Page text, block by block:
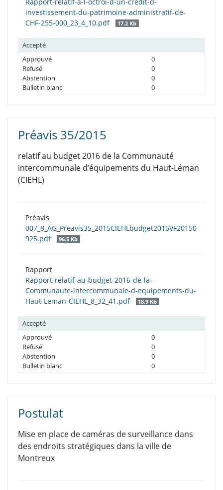
investissement-du-patrimoine-administratif-de-
CHF-255-000_23_4_10.pdf
17.2 Kb
Accepté
Approuvé
0
Refusé
0
Abstention
0
Bulletin blanc
0
Préavis 35/2015
relatif au budget 2016 de la Communauté
intercommunale d’équipements du Haut-Léman
(CIEHL)
Préavis
007_8_AG_Preavis35_2015CIEHLbudget2016VF20150
925.pdf
96.5 Kb
Rapport
Rapport-relatif-au-budget-2016-de-la-
Communaute-intercommunale-d-equipements-du-
Haut-Leman-CIEHL_8_32_41.pdf
18.9 Kb
Accepté
Approuvé
0
Refusé
0
Abstention
0
Bulletin blanc
0
Postulat
Mise en place de caméras de surveillance dans
des endroits stratégiques dans la ville de
Montreux